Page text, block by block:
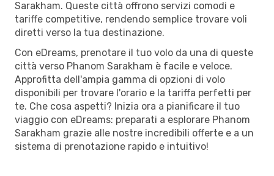
Sarakham. Queste città offrono servizi comodi e
tariffe competitive, rendendo semplice trovare voli
diretti verso la tua destinazione.
Con eDreams, prenotare il tuo volo da una di queste
città verso Phanom Sarakham è facile e veloce.
Approfitta dell'ampia gamma di opzioni di volo
disponibili per trovare l'orario e la tariffa perfetti per
te. Che cosa aspetti? Inizia ora a pianificare il tuo
viaggio con eDreams: preparati a esplorare Phanom
Sarakham grazie alle nostre incredibili offerte e a un
sistema di prenotazione rapido e intuitivo!